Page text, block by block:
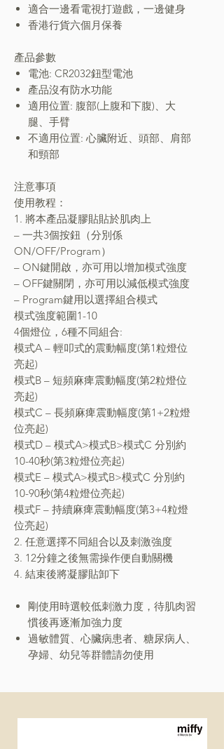
適合一邊看電視打遊戲，一邊健身
香港行貨六個月保養
產品參數
電池: CR2032鈕型電池
產品沒有防水功能
適用位置: 腹部(上腹和下腹)、大
腿、手臂
不適用位置: 心臟附近、頭部、肩部
和頸部
注意事項
使用教程：
1. 將本產品凝膠貼貼於肌肉上
– 一共3個按鈕（分別係
ON/OFF/Program）
– ON鍵開啟，亦可用以增加模式強度
– OFF鍵關閉，亦可用以減低模式強度
– Program鍵用以選擇組合模式
模式強度範圍1-10
4個燈位，6種不同組合:
模式A – 輕叩式的震動幅度(第1粒燈位
亮起)
模式B – 短頻麻痺震動幅度(第2粒燈位
亮起)
模式C – 長頻麻痺震動幅度(第1+2粒燈
位亮起)
模式D – 模式A>模式B>模式C 分別約
10-40秒(第3粒燈位亮起)
模式E – 模式A>模式B>模式C 分別約
10-90秒(第4粒燈位亮起)
模式F – 持續麻痺震動幅度(第3+4粒燈
位亮起)
2. 任意選擇不同組合以及刺激強度
3. 12分鐘之後無需操作便自動關機
4. 結束後將凝膠貼卸下
剛使用時選較低刺激力度，待肌肉習
慣後再逐漸加強力度
過敏體質、心臟病患者、糖尿病人、
孕婦、幼兒等群體請勿使用